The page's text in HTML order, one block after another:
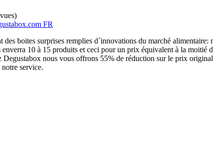
boites surprises remplies d´innovations du marché
10 à 15 produits et ceci pour un prix équivalent à la moitié
Degustabox nous vous offrons 55% de réduction sur le prix
service.